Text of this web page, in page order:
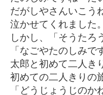
だがしやさんいこ
泣かせてくれました。
しかし、「そうたろ
「なごやたのしみ
太郎と初めて二人き
初めての二人きりの
「どうじょうじの